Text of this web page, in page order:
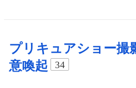
プリキュアショー撮
意喚起
34